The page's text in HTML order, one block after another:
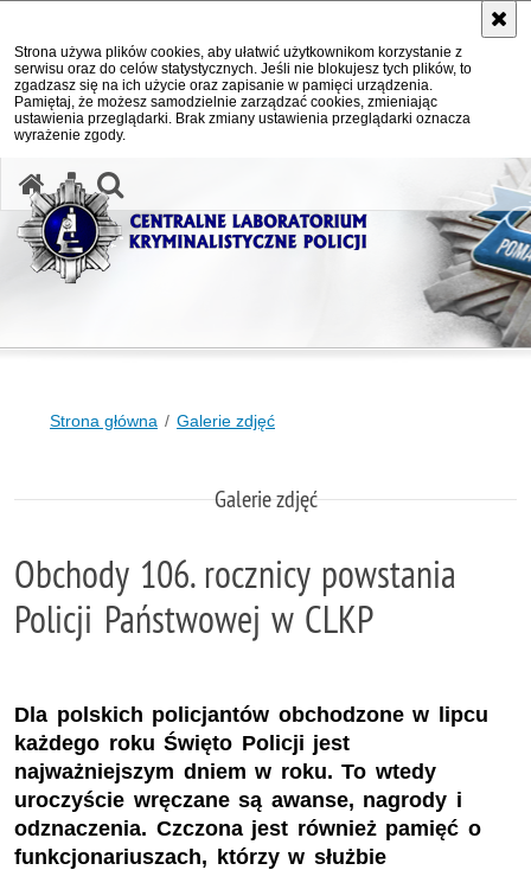
Strona używa plików cookies, aby ułatwić użytkownikom korzystanie z
serwisu oraz do celów statystycznych. Jeśli nie blokujesz tych plików, to
zgadzasz się na ich użycie oraz zapisanie w pamięci urządzenia.
Pamiętaj, że możesz samodzielnie zarządzać cookies, zmieniając
ustawienia przeglądarki. Brak zmiany ustawienia przeglądarki oznacza
wyrażenie zgody.
Strona główna Galerie zdjęć
Galerie zdjęć
Obchody 106. rocznicy powstania
Policji Państwowej w CLKP
Dla polskich policjantów obchodzone w lipcu
każdego roku Święto Policji jest
najważniejszym dniem w roku. To wtedy
uroczyście wręczane są awanse, nagrody i
odznaczenia. Czczona jest również pamięć o
funkcjonariuszach, którzy w służbie